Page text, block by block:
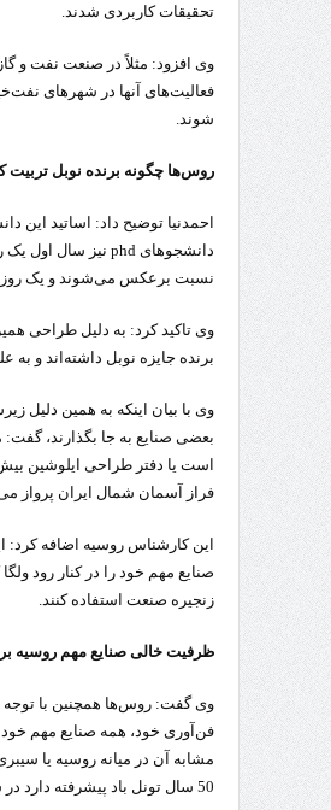
تحقیقات کاربردی شدند.
فعالیت‌های آنها در شهرهای
شوند.
روس‌ها چگونه برنده نوبل تربیت
احمدنیا توضیح داد: اساتید این
نسبت برعکس می‌شوند و یک روز در دانشگاه و 4 روز در انستیتو
وی تاکید کرد: به دلیل طراحی
برنده جایزه نوبل داشته‌اند و به
وی با بیان اینکه به همین دلیل
فراز آسمان شمال ایران پرواز
این کارشناس روسیه اضافه
صنایع مهم خود را در کنار رود
زنجیره صنعت استفاده کنند.
ظرفیت خالی صنایع مهم روسیه
وی گفت: روس‌ها همچنین با توجه
مشابه آن در میانه روسیه یا
50 سال تونل باد پیشرفته دارد در سیبری دوباره‌سازی شده است و به نام سیبنیا فعالیت می‌کند.